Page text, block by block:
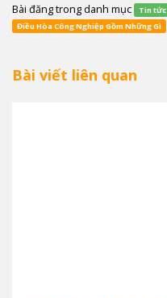
Bài đăng trong danh mục Tin tức
Điều Hòa Công Nghiệp Gồm Những Gì
Bài viết liên quan